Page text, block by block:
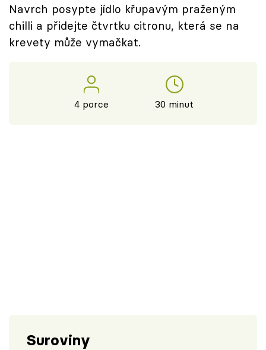
Přihlášení
Navrch posypte jídlo křupavým praženým
chilli a přidejte čtvrtku citronu, která se na
krevety může vymačkat.
4 porce 30 minut
Suroviny